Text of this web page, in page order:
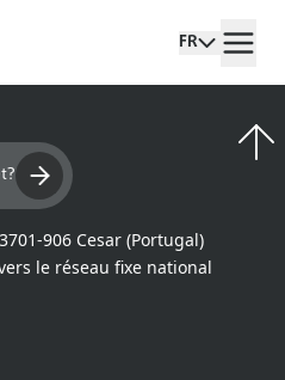
FR
906 Cesar (Portugal)
le réseau fixe national